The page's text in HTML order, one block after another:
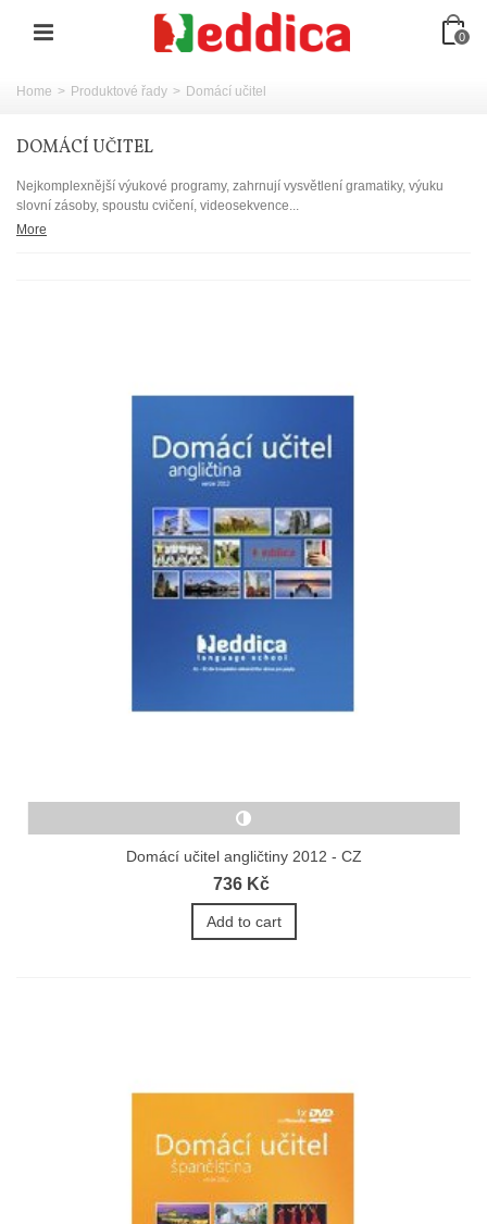
0
Home > Produktové řady > Domácí učitel
DOMÁCÍ UČITEL
Nejkomplexnější výukové programy, zahrnují vysvětlení gramatiky, výuku
slovní zásoby, spoustu cvičení, videosekvence...
More
Domácí učitel angličtiny 2012 - CZ
736 Kč
Add to cart